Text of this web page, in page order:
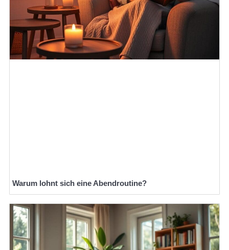
Warum lohnt sich eine Abendroutine?